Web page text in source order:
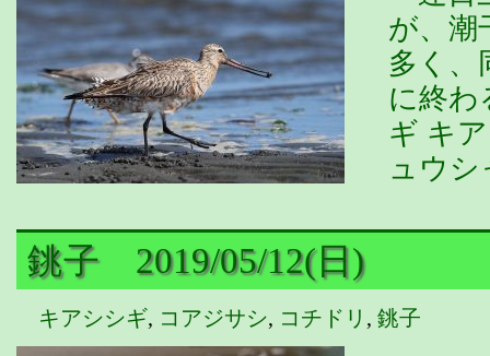
が、潮
多く、
に終わ
ギ キ
ュウ
銚子 2019/05/12(日)
キアシシギ, コアジサシ, コチドリ , 銚子